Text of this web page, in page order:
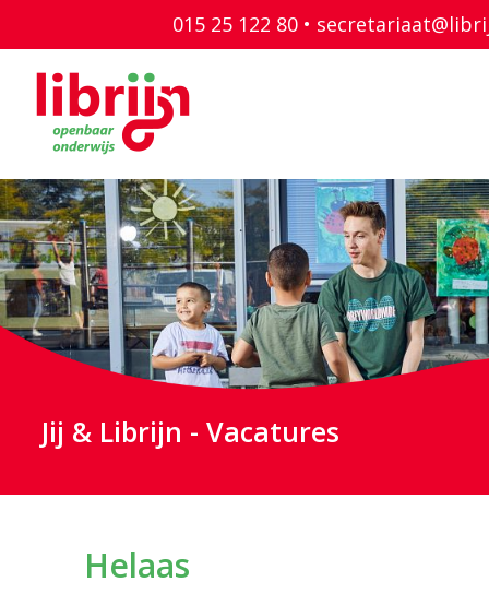
015 25 122 80 •
Jij & Librijn - Vacatures
Helaas